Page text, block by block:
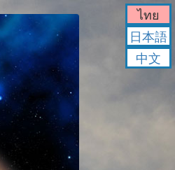
ไทย
日本語
中文